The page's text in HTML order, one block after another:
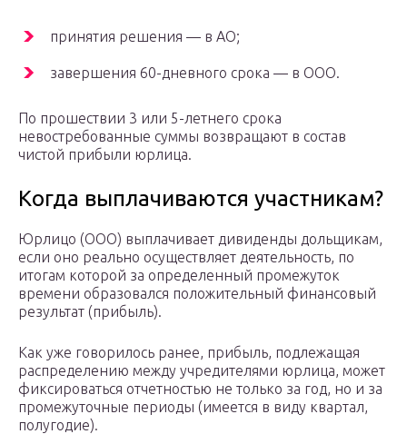
принятия решения — в АО;
завершения 60-дневного срока — в ООО.
По прошествии 3 или 5-летнего срока
невостребованные суммы возвращают в состав
чистой прибыли юрлица.
Когда выплачиваются участникам?
Юрлицо (ООО) выплачивает дивиденды дольщикам,
если оно реально осуществляет деятельность, по
итогам которой за определенный промежуток
времени образовался положительный финансовый
результат (прибыль).
Как уже говорилось ранее, прибыль, подлежащая
распределению между учредителями юрлица, может
фиксироваться отчетностью не только за год, но и за
промежуточные периоды (имеется в виду квартал,
полугодие).